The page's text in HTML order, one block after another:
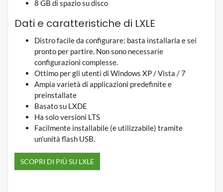
8 GB di spazio su disco
Dati e caratteristiche di LXLE
Distro facile da configurare: basta installarla e sei
pronto per partire. Non sono necessarie
configurazioni complesse.
Ottimo per gli utenti di Windows XP / Vista / 7
Ampia varietà di applicazioni predefinite e
preinstallate
Basato su LXDE
Ha solo versioni LTS
Facilmente installabile (e utilizzabile) tramite
un’unità flash USB.
SCOPRI DI PIÙ SU LXLE